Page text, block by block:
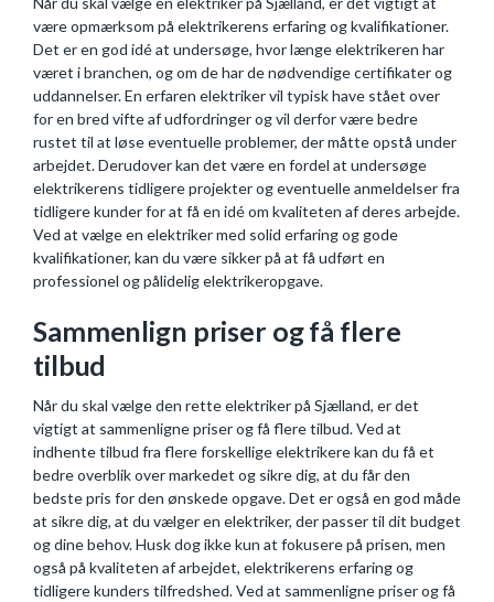
være opmærksom på elektrikerens erfaring og kvalifikationer.
Det er en god idé at undersøge, hvor længe elektrikeren har
været i branchen, og om de har de nødvendige certifikater og
uddannelser. En erfaren elektriker vil typisk have stået over
for en bred vifte af udfordringer og vil derfor være bedre
rustet til at løse eventuelle problemer, der måtte opstå under
arbejdet. Derudover kan det være en fordel at undersøge
elektrikerens tidligere projekter og eventuelle anmeldelser fra
tidligere kunder for at få en idé om kvaliteten af deres arbejde.
Ved at vælge en elektriker med solid erfaring og gode
kvalifikationer, kan du være sikker på at få udført en
professionel og pålidelig elektrikeropgave.
Sammenlign priser og få flere
tilbud
Når du skal vælge den rette elektriker på Sjælland, er det
vigtigt at sammenligne priser og få flere tilbud. Ved at
indhente tilbud fra flere forskellige elektrikere kan du få et
bedre overblik over markedet og sikre dig, at du får den
bedste pris for den ønskede opgave. Det er også en god måde
at sikre dig, at du vælger en elektriker, der passer til dit budget
og dine behov. Husk dog ikke kun at fokusere på prisen, men
også på kvaliteten af arbejdet, elektrikerens erfaring og
tidligere kunders tilfredshed. Ved at sammenligne priser og få